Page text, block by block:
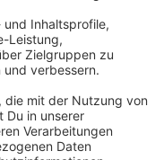
ob es mittags
Salat oder doch
Das fördere die
eine gesunde
langfristig das